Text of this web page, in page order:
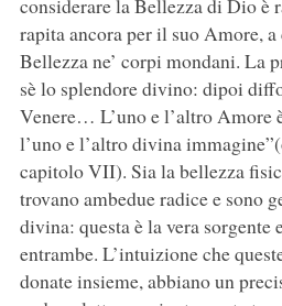
considerare la Bellezza di Dio è
rapita ancora per il suo Amore,
Bellezza ne’ corpi mondani. La
sè lo splendore divino: dipoi
Venere… L’uno e l’altro Amore
l’uno e l’altro divina
capitolo VII). Sia la bellezza
trovano ambedue radice e sono
divina: questa è la vera sorgente
entrambe. L’intuizione che
donate insieme, abbiano un